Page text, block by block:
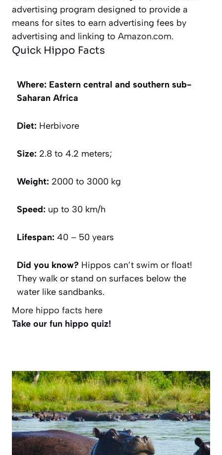
advertising program designed to provide a
means for sites to earn advertising fees by
advertising and linking to Amazon.com.
Quick Hippo Facts
Where: Eastern central and southern sub-
Saharan Africa
Diet: Herbivore
Size: 2.8 to 4.2 meters;
Weight: 2000 to 3000 kg
Speed: up to 30 km/h
Lifespan: 40 – 50 years
Did you know? Hippos can’t swim or float!
They walk or stand on surfaces below the
water like sandbanks.
More hippo facts here
Take our fun hippo quiz!